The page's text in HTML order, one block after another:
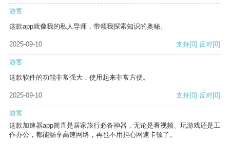
游客
这款app就像我的私人导师，带领我探索知识的奥秘。
2025-09-10 支持[0] 反对[0]
游客
这款软件的功能非常强大，使用起来非常方便。
2025-09-10 支持[0] 反对[0]
游客
这款加速器app简直是居家旅行必备神器，无论是看视频、玩游戏还是工
作办公，都能畅享高速网络，再也不用担心网速卡顿了。